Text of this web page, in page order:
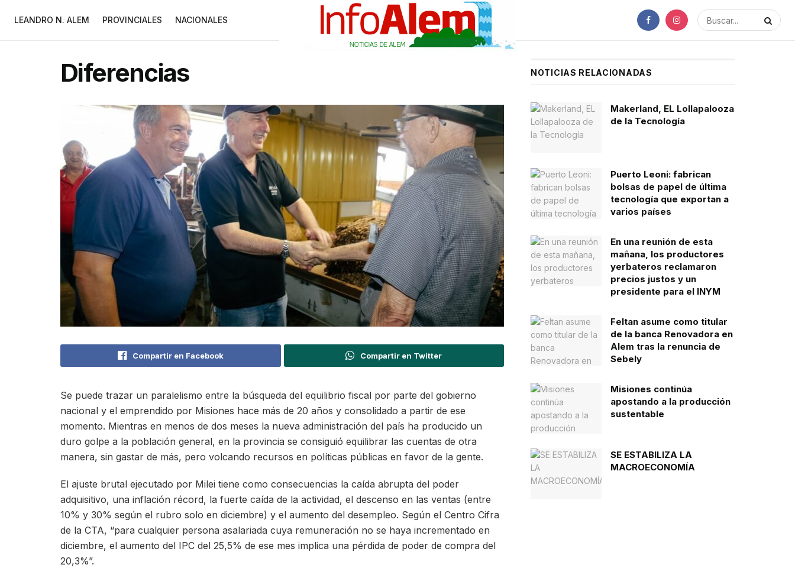
LEANDRO N. ALEM PROVINCIALES NACIONALES
Diferencias
Compartir en Facebook Compartir en Twitter
Se puede trazar un paralelismo entre la búsqueda del equilibrio fiscal por parte del gobierno
nacional y el emprendido por Misiones hace más de 20 años y consolidado a partir de ese
momento. Mientras en menos de dos meses la nueva administración del país ha producido un
duro golpe a la población general, en la provincia se consiguió equilibrar las cuentas de otra
manera, sin gastar de más, pero volcando recursos en políticas públicas en favor de la gente.
El ajuste brutal ejecutado por Milei tiene como consecuencias la caída abrupta del poder
adquisitivo, una inflación récord, la fuerte caída de la actividad, el descenso en las ventas (entre
10% y 30% según el rubro solo en diciembre) y el aumento del desempleo. Según el Centro Cifra
de la CTA, “para cualquier persona asalariada cuya remuneración no se haya incrementado en
diciembre, el aumento del IPC del 25,5% de ese mes implica una pérdida de poder de compra del
20,3%”.
NOTICIAS RELACIONADAS
Makerland, EL Lollapalooza
de la Tecnología
Puerto Leoni: fabrican
bolsas de papel de última
tecnología que exportan a
varios países
En una reunión de esta
mañana, los productores
yerbateros reclamaron
precios justos y un
presidente para el INYM
Feltan asume como titular
de la banca Renovadora en
Alem tras la renuncia de
Sebely
Misiones continúa
apostando a la producción
sustentable
SE ESTABILIZA LA
MACROECONOMÍA